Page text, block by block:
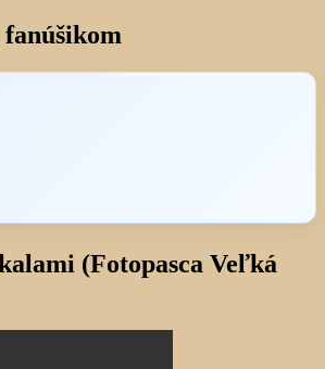
fanúšikom
(Fotopasca Veľká